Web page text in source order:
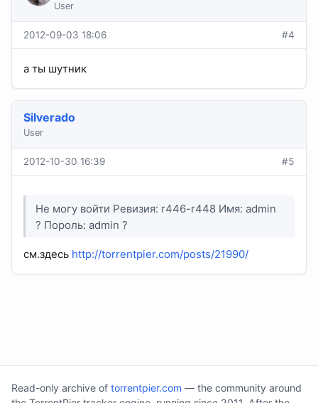
User
2012-09-03 18:06 #4
а ты шутник
Silverado
User
2012-10-30 16:39 #5
Не могу войти Ревизия: r446-r448 Имя: admin
? Пороль: admin ?
см.здесь http://torrentpier.com/posts/21990/
Read-only archive of torrentpier.com — the community around